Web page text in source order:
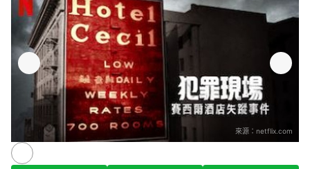
來源： netflix.com